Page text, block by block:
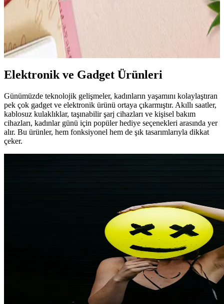
Aksesuarlar ve Özel Tasarımlar
Kadınlar Günü'nde anlamlı ve şık aksesuarlar ile güç ve sevgi
temalarını yansıtan ürünler, özel tasarımlar ve hediye seçenekleri
hakkında detaylar.
Elektronik ve Gadget Ürünleri
Günümüzde teknolojik gelişmeler, kadınların yaşamını kolaylaştıran
pek çok gadget ve elektronik ürünü ortaya çıkarmıştır. Akıllı saatler,
kablosuz kulaklıklar, taşınabilir şarj cihazları ve kişisel bakım
cihazları, kadınlar günü için popüler hediye seçenekleri arasında yer
alır. Bu ürünler, hem fonksiyonel hem de şık tasarımlarıyla dikkat
çeker.